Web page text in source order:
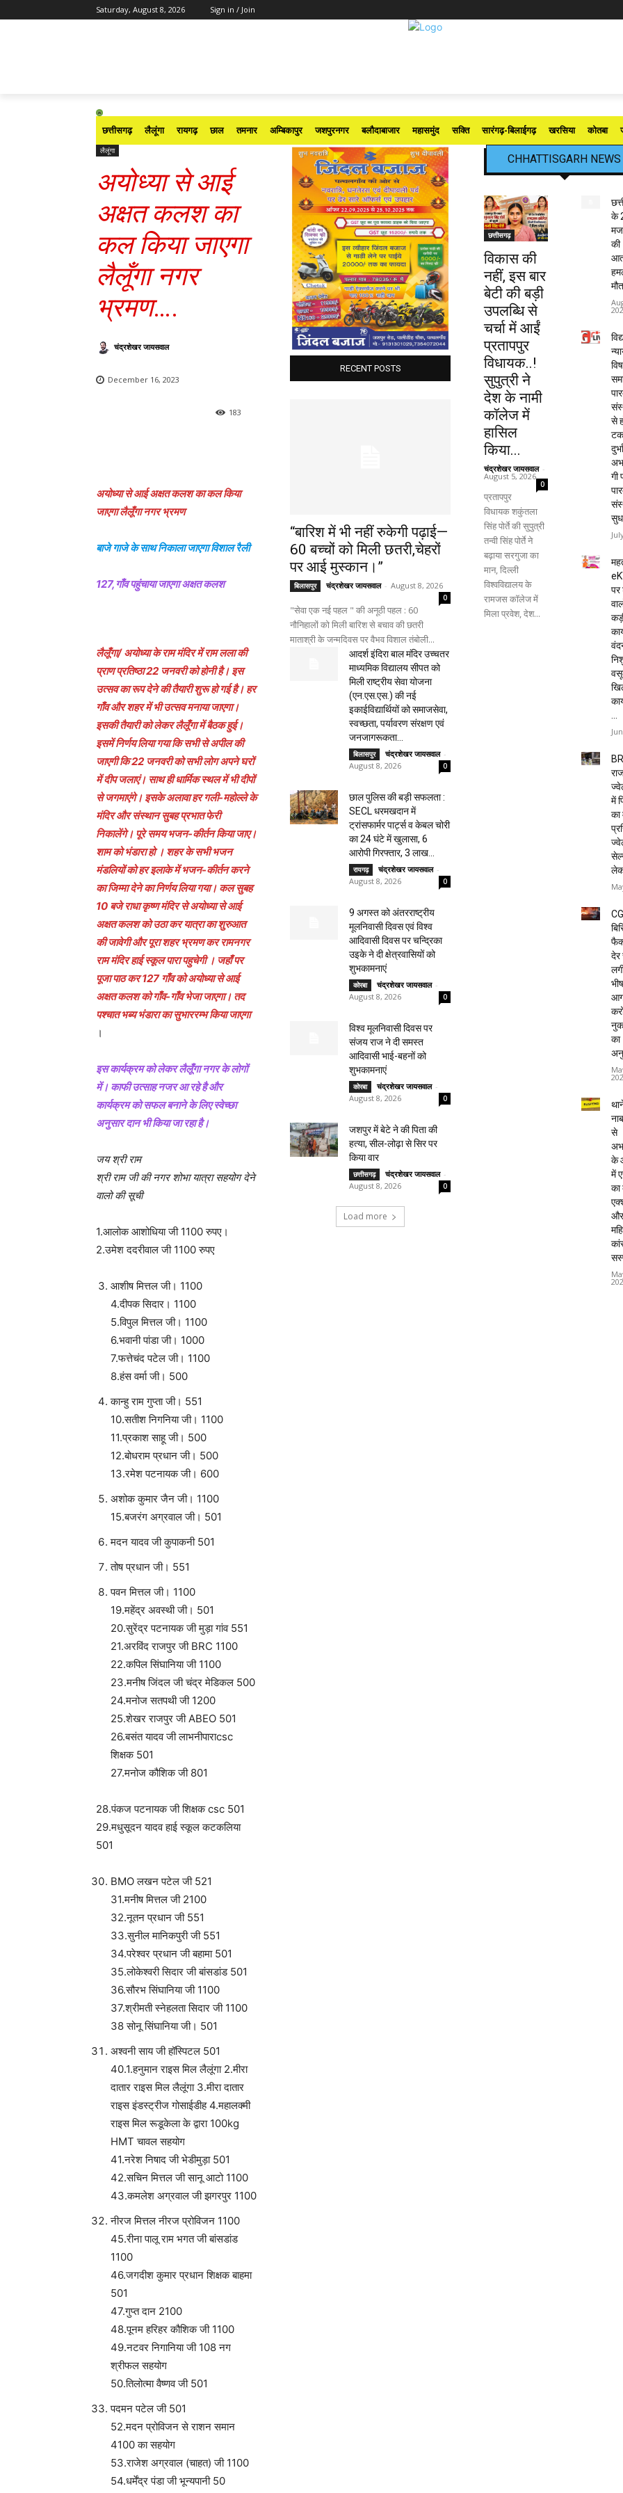
Saturday, August 8, 2026 Sign in / Join
छत्तीसगढ़ लैलूंगा रायगढ़ छाल तमनार अम्बिकापुर जशपुरनगर बलौदाबाजार महासमुंद सक्ति सारंगढ़-बिलाईगढ़ खरसिया कोतबा
लैलूंगा
अयोध्या से आई
अक्षत कलश का
कल किया जाएगा
लैलूँगा नगर
भ्रमण….
चंद्रशेखर जायसवाल
December 16, 2023
183
अयोध्या से आई अक्षत कलश का कल किया
जाएगा लैलूँगा नगर भ्रमण
बाजे गाजे के साथ निकाला जाएगा विशाल रैली
127,गाँव पहुंचाया जाएगा अक्षत कलश
लैलूँगा/ अयोध्या के राम मंदिर में राम लला की
प्राण प्रतिष्ठा 22 जनवरी को होनी है। इस
उत्सव का रूप देने की तैयारी शुरू हो गई है। हर
गाँव और शहर में भी उत्सव मनाया जाएगा।
इसकी तैयारी को लेकर लैलूँगा में बैठक हुई।
इसमें निर्णय लिया गया कि सभी से अपील की
जाएगी कि 22 जनवरी को सभी लोग अपने घरों
में दीप जलाएं। साथ ही धार्मिक स्थल में भी दीपों
से जगमाएंगे। इसके अलावा हर गली-महोल्ले के
मंदिर और संस्थान सुबह प्रभात फेरी
निकालेंगे। पूरे समय भजन-कीर्तन किया जाए।
शाम को भंडारा हो । शहर के सभी भजन
मंडलियों को हर इलाके में भजन-कीर्तन करने
का जिम्मा देने का निर्णय लिया गया। कल सुबह
10 बजे राधा कृष्ण मंदिर से अयोध्या से आई
अक्षत कलश को उठा कर यात्रा का शुरुआत
की जावेगी और पूरा शहर भ्रमण कर रामनगर
राम मंदिर हाई स्कूल पारा पहुचेगी । जहाँ पर
पूजा पाठ कर 127 गाँव को अयोध्या से आई
अक्षत कलश को गाँव-गाँव भेजा जाएगा। तद
पश्चात भब्य भंडारा का सुभाररम्भ किया जाएगा
।
इस कार्यक्रम को लेकर लैलूँगा नगर के लोगों
में। काफी उत्साह नजर आ रहे है और
कार्यक्रम को सफल बनाने के लिए स्वेच्छा
अनुसार दान भी किया जा रहा है।
जय श्री राम
श्री राम जी की नगर शोभा यात्रा सहयोग देने
वालो की सूची
1.आलोक आशोधिया जी 1100 रुपए।
2.उमेश ददरीवाल जी 1100 रुपए
आशीष मित्तल जी। 1100
4.दीपक सिदार। 1100
5.विपुल मित्तल जी। 1100
6.भवानी पांडा जी। 1000
7.फत्तेचंद पटेल जी। 1100
8.हंस वर्मा जी। 500
कान्हु राम गुप्ता जी। 551
10.सतीश निगनिया जी। 1100
11.प्रकाश साहू जी। 500
12.बोधराम प्रधान जी। 500
13.रमेश पटनायक जी। 600
अशोक कुमार जैन जी। 1100
15.बजरंग अग्रवाल जी। 501
मदन यादव जी कुपाकनी 501
तोष प्रधान जी। 551
पवन मित्तल जी। 1100
19.महेंद्र अवस्थी जी। 501
20.सुरेंद्र पटनायक जी मुड़ा गांव 551
21.अरविंद राजपुर जी BRC 1100
22.कपिल सिंघानिया जी 1100
23.मनीष जिंदल जी चंद्र मेडिकल 500
24.मनोज सतपथी जी 1200
25.शेखर राजपुर जी ABEO 501
26.बसंत यादव जी लाभनीपाराcsc
शिक्षक 501
27.मनोज कौशिक जी 801
28.पंकज पटनायक जी शिक्षक csc 501
29.मधुसूदन यादव हाई स्कूल कटकलिया
501
BMO लखन पटेल जी 521
31.मनीष मित्तल जी 2100
32.नूतन प्रधान जी 551
33.सुनील मानिकपुरी जी 551
34.परेश्वर प्रधान जी बहामा 501
35.लोकेश्वरी सिदार जी बांसडांड 501
36.सौरभ सिंघानिया जी 1100
37.श्रीमती स्नेहलता सिदार जी 1100
38 सोनू सिंघानिया जी। 501
अश्वनी साय जी हॉस्पिटल 501
40.1.हनुमान राइस मिल लैलूंगा 2.मीरा
दातार राइस मिल लैलूंगा 3.मीरा दातार
राइस इंडस्ट्रीज गोसाईडीह 4.महालक्मी
राइस मिल रूडूकेला के द्वारा 100kg
HMT चावल सहयोग
41.नरेश निषाद जी भेडीमुड़ा 501
42.सचिन मित्तल जी सानू आटो 1100
43.कमलेश अग्रवाल जी झगरपुर 1100
नीरज मित्तल नीरज प्रोविजन 1100
45.रीना पालू राम भगत जी बांसडांड
1100
46.जगदीश कुमार प्रधान शिक्षक बाहमा
501
47.गुप्त दान 2100
48.पूनम हरिहर कौशिक जी 1100
49.नटवर निगानिया जी 108 नग
श्रीफल सहयोग
50.तिलोत्मा वैष्णव जी 501
पदमन पटेल जी 501
52.मदन प्रोविजन से राशन समान
4100 का सहयोग
53.राजेश अग्रवाल (चाहत) जी 1100
54.धर्मेंद्र पंडा जी भून्यपानी 50
RECENT POSTS
“बारिश में भी नहीं रुकेगी पढ़ाई—
60 बच्चों को मिली छतरी,चेहरों
पर आई मुस्कान।”
बिलासपुर चंद्रशेखर जायसवाल - August 8, 2026
0
"सेवा एक नई पहल " की अनूठी पहल : 60
नौनिहालों को मिली बारिश से बचाव की छतरी
माताश्री के जन्मदिवस पर वैभव विशाल तंबोली...
आदर्श इंदिरा बाल मंदिर उच्चतर
माध्यमिक विद्यालय सीपत को
मिली राष्ट्रीय सेवा योजना
(एन.एस.एस.) की नई
इकाईविद्यार्थियों को समाजसेवा,
स्वच्छता, पर्यावरण संरक्षण एवं
जनजागरूकता...
बिलासपुर चंद्रशेखर जायसवाल -
August 8, 2026
0
छाल पुलिस की बड़ी सफलता :
SECL धरमखदान में
ट्रांसफार्मर पार्ट्स व केबल चोरी
का 24 घंटे में खुलासा, 6
आरोपी गिरफ्तार, ₹3 लाख...
रायगढ़ चंद्रशेखर जायसवाल -
August 8, 2026
0
9 अगस्त को अंतरराष्ट्रीय
मूलनिवासी दिवस एवं विश्व
आदिवासी दिवस पर चन्द्रिका
उइके ने दी क्षेत्रवासियों को
शुभकामनाएं
कोरबा चंद्रशेखर जायसवाल -
August 8, 2026
0
विश्व मूलनिवासी दिवस पर
संजय राज ने दी समस्त
आदिवासी भाई-बहनों को
शुभकामनाएं
कोरबा चंद्रशेखर जायसवाल -
August 8, 2026
0
जशपुर में बेटे ने की पिता की
हत्या, सील-लोढ़ा से सिर पर
किया वार
छत्तीसगढ़ चंद्रशेखर जायसवाल -
August 8, 2026
0
Load more
CHHATTISGARH NEWS
छत्तीसगढ़
विकास की
नहीं, इस बार
बेटी की बड़ी
उपलब्धि से
चर्चा में आईं
प्रतापपुर
विधायक..!
सुपुत्री ने
देश के नामी
कॉलेज में
हासिल
किया...
चंद्रशेखर जायसवाल -
August 5, 2026
0
प्रतापपुर
विधायक शकुंतला
सिंह पोर्ते की सुपुत्री
तन्वी सिंह पोर्ते ने
बढ़ाया सरगुजा का
मान, दिल्ली
विश्वविद्यालय के
रामजस कॉलेज में
मिला प्रवेश, देश...
के
की
से
गी
में
का
देर
का
से
के
में
का
और